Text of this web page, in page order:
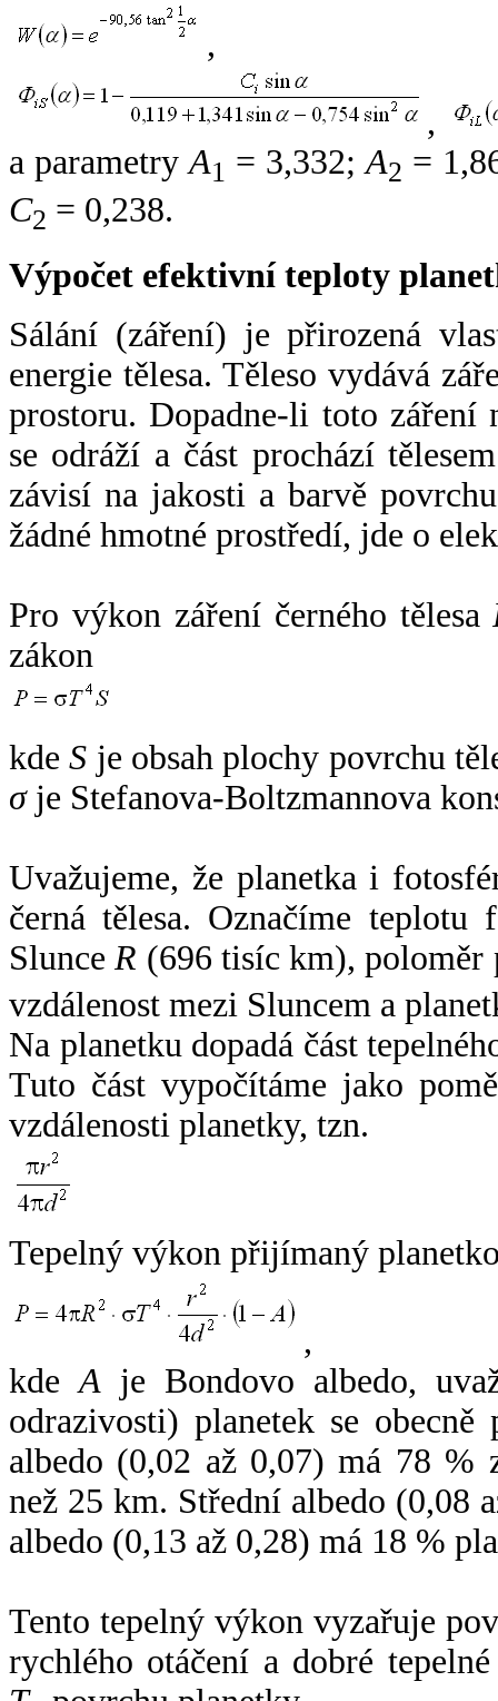
,
,
a parametryA1 = 3,332;A2 =
C2 = 0,238.
Výpočet efektivní teploty
Sálání (záření) je přirozená
energie tělesa. Těleso vydává
prostoru. Dopadne-li toto záření
se odráží a část prochází
závisí na jakosti a barvě
žádné hmotné prostředí, jde o
Pro výkon záření černého tělesa
zákon
kdeS je obsah plochy povrchu
σje Stefanova-Boltzmannova
Uvažujeme, že planetka i
černá tělesa. Označíme
SlunceR (696 tisíc km),
vzdálenost mezi Sluncem a
Na planetku dopadá část
Tuto část vypočítáme jako
vzdálenosti planetky, tzn.
Tepelný výkon přijímaný
,
kdeA je Bondovo albedo,
odrazivosti) planetek se
albedo (0,02 až 0,07) má 78 %
než 25 km. Střední albedo (0,08
albedo (0,13 až 0,28) má 18 %
Tento tepelný výkon vyzařuje
rychlého otáčení a dobré